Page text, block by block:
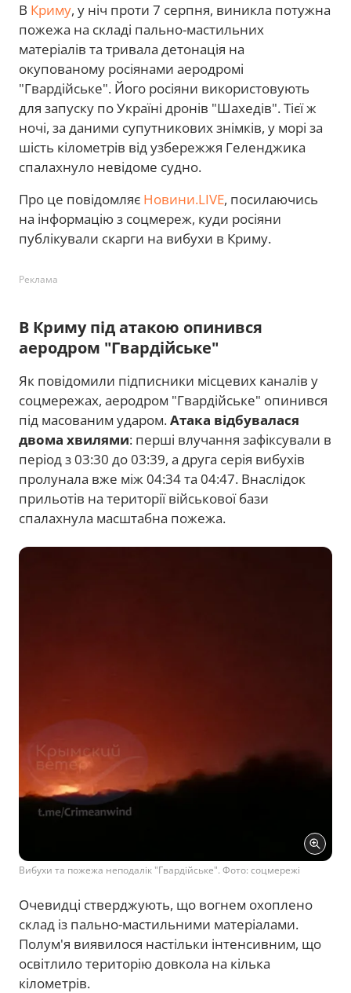
В Криму, у ніч проти 7 серпня, виникла потужна
пожежа на складі пально-мастильних
матеріалів та тривала детонація на
окупованому росіянами аеродромі
"Гвардійське". Його росіяни використовують
для запуску по Україні дронів "Шахедів". Тієї ж
ночі, за даними супутникових знімків, у морі за
шість кілометрів від узбережжя Геленджика
спалахнуло невідоме судно.
Про це повідомляє Новини.LIVE, посилаючись
на інформацію з соцмереж, куди росіяни
публікували скарги на вибухи в Криму.
Реклама
В Криму під атакою опинився
аеродром "Гвардійське"
Як повідомили підписники місцевих каналів у
соцмережах, аеродром "Гвардійське" опинився
під масованим ударом.Атака відбувалася
двома хвилями: перші влучання зафіксували в
період з 03:30 до 03:39, а друга серія вибухів
пролунала вже між 04:34 та 04:47. Внаслідок
прильотів на території військової бази
спалахнула масштабна пожежа.
Вибухи та пожежа неподалік "Гвардійське". Фото: соцмережі
Очевидці стверджують, що вогнем охоплено
склад із пально-мастильними матеріалами.
Полум'я виявилося настільки інтенсивним, що
освітлило територію довкола на кілька
кілометрів.